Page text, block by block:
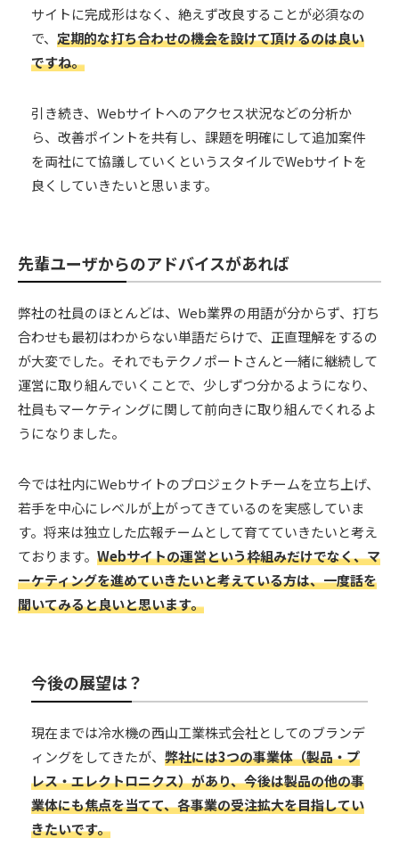
サイトに完成形はなく、絶えず改良することが必須なの
で、 定期的な打ち合わせの機会を設けて頂けるのは良い
ですね。
引き続き、Webサイトへのアクセス状況などの分析か
ら、改善ポイントを共有し、課題を明確にして追加案件
を両社にて協議していくというスタイルでWebサイトを
良くしていきたいと思います。
先輩ユーザからのアドバイスがあれば
弊社の社員のほとんどは、Web業界の用語が分からず、打ち
合わせも最初はわからない単語だらけで、正直理解をするの
が大変でした。それでもテクノポートさんと一緒に継続して
運営に取り組んでいくことで、少しずつ分かるようになり、
社員もマーケティングに関して前向きに取り組んでくれるよ
うになりました。
今では社内にWebサイトのプロジェクトチームを立ち上げ、
若手を中心にレベルが上がってきているのを実感していま
す。将来は独立した広報チームとして育てていきたいと考え
ております。 Webサイトの運営という枠組みだけでなく、マ
ーケティングを進めていきたいと考えている方は、一度話を
聞いてみると良いと思います。
今後の展望は？
現在までは冷水機の西山工業株式会社としてのブランデ
ィングをしてきたが、 弊社には3つの事業体（製品・プ
レス・エレクトロニクス）があり、今後は製品の他の事
業体にも焦点を当てて、各事業の受注拡大を目指してい
きたいです。